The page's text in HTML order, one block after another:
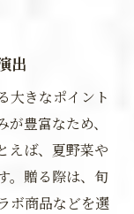
出
大きなポイント
豊富なため、
えば、夏野菜や
。贈る際は、旬
ボ商品などを選